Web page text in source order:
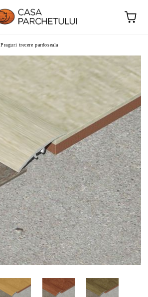
Praguri trecere pardoseala